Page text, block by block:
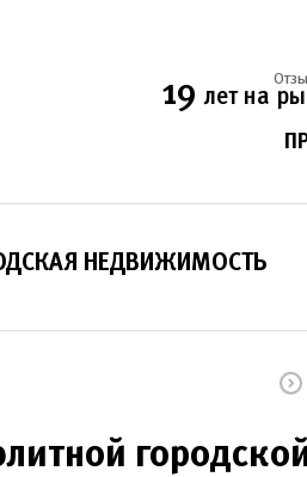
19 лет на
НЕДВИЖИМОСТЬ